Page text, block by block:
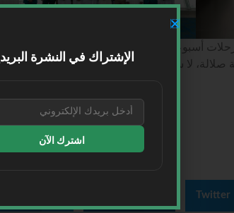
أسبوعياً على مدار العام، بما يوفر خيارات
صلالة، لا سيما خلال موسم خريف ظفار، الذي
Twitter
الإشتراك في النشرة
اشترك الآن